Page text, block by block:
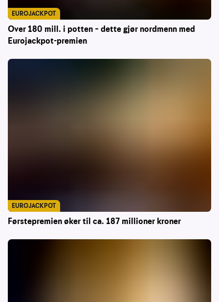
Over 180 mill. i potten – dette gjør nordmenn med
Eurojackpot-premien
EUROJACKPOT
Førstepremien øker til ca. 187 millioner kroner
EUROJACKPOT